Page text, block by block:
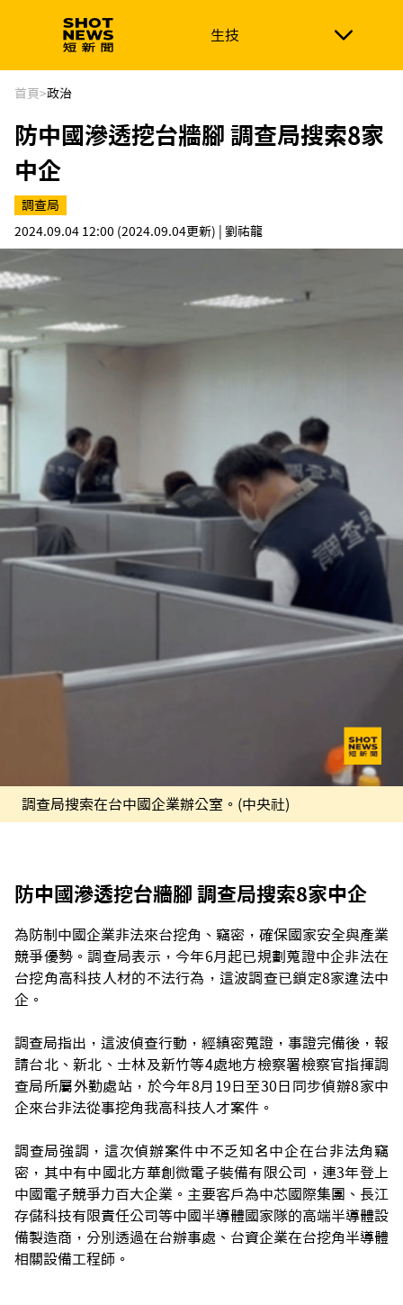
生技
生技 政治
新南向 體育
首頁>政治
防中國滲透挖台牆腳 調查局搜索8家
中企
調查局
2024.09.04 12:00 (2024.09.04更新) | 劉祐龍
調查局搜索在台中國企業辦公室。(中央社)
防中國滲透挖台牆腳 調查局搜索8家中企
為防制中國企業非法來台挖角、竊密，確保國家安全與產業
競爭優勢。調查局表示，今年6月起已規劃蒐證中企非法在
台挖角高科技人材的不法行為，這波調查已鎖定8家違法中
企。
調查局指出，這波偵查行動，經縝密蒐證，事證完備後，報
請台北、新北、士林及新竹等4處地方檢察署檢察官指揮調
查局所屬外勤處站，於今年8月19日至30日同步偵辦8家中
企來台非法從事挖角我高科技人才案件。
調查局強調，這次偵辦案件中不乏知名中企在台非法角竊
密，其中有中國北方華創微電子裝備有限公司，連3年登上
中國電子競爭力百大企業。主要客戶為中芯國際集團、長江
存儲科技有限責任公司等中國半導體國家隊的高端半導體設
備製造商，分別透過在台辦事處、台資企業在台挖角半導體
相關設備工程師。